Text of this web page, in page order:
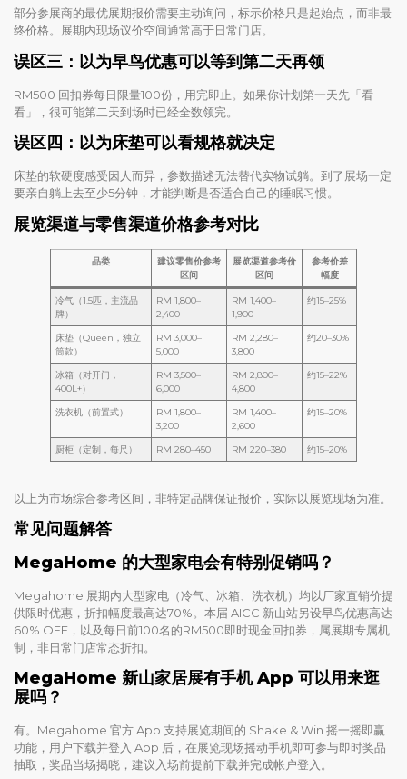
部分参展商的最优展期报价需要主动询问，标示价格只是起始点，而非最
终价格。展期内现场议价空间通常高于日常门店。
误区三：以为早鸟优惠可以等到第二天再领
RM500 回扣券每日限量100份，用完即止。如果你计划第一天先「看
看」，很可能第二天到场时已经全数领完。
误区四：以为床垫可以看规格就决定
床垫的软硬度感受因人而异，参数描述无法替代实物试躺。到了展场一定
要亲自躺上去至少5分钟，才能判断是否适合自己的睡眠习惯。
展览渠道与零售渠道价格参考对比
品类
建议零售价参考
区间
展览渠道参考价
区间
参考价差
幅度
冷气（1.5匹，主流品
牌）
RM 1,800–
2,400
RM 1,400–
1,900
约15–25%
床垫（Queen，独立
筒款）
RM 3,000–
5,000
RM 2,280–
3,800
约20–30%
冰箱（对开门，
400L+）
RM 3,500–
6,000
RM 2,800–
4,800
约15–22%
洗衣机（前置式）
RM 1,800–
3,200
RM 1,400–
2,600
约15–20%
厨柜（定制，每尺） RM 280–450 RM 220–380 约15–20%
以上为市场综合参考区间，非特定品牌保证报价，实际以展览现场为准。
常见问题解答
MegaHome 的大型家电会有特别促销吗？
Megahome 展期内大型家电（冷气、冰箱、洗衣机）均以厂家直销价提
供限时优惠，折扣幅度最高达70%。本届 AICC 新山站另设早鸟优惠高达
60% OFF，以及每日前100名的RM500即时现金回扣券，属展期专属机
制，非日常门店常态折扣。
MegaHome 新山家居展有手机 App 可以用来逛
展吗？
有。Megahome 官方 App 支持展览期间的 Shake & Win 摇一摇即赢
功能，用户下载并登入 App 后，在展览现场摇动手机即可参与即时奖品
抽取，奖品当场揭晓，建议入场前提前下载并完成帐户登入。